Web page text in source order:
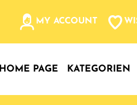
MY ACCOUNT
HOME PAGE KATEGORIEN